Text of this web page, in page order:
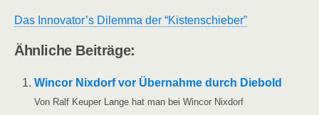
Das Innovator’s Dilem­ma der “Kis­ten­schie­ber”
Ähn­li­che Beiträge:
Win­cor Nix­dorf vor Über­nah­me durch Die­bold
Von Ralf Keu­per Lan­ge hat man bei Win­cor Nix­dorf